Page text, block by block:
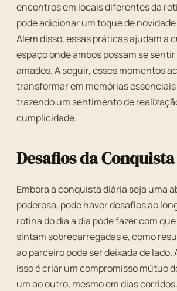
encontros em locais diferentes da
pode adicionar um toque de novidade
Além disso, essas práticas ajudam a
espaço onde ambos possam se
amados. A seguir, esses momentos
transformar em memórias essenciais
trazendo um sentimento de
cumplicidade.
Desafios da
Embora a conquista diária seja uma
poderosa, pode haver desafios ao
rotina do dia a dia pode fazer com
sintam sobrecarregadas e, como
ao parceiro pode ser deixada de lado.
isso é criar um compromisso mútuo
um ao outro, mesmo em dias